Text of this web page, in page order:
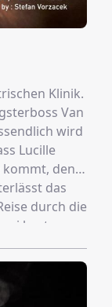
Klinik.
Van
wird
Lucille
den
das
durch die
besten
abzuhalten,
Plan